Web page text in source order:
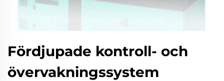
Fördjupade kontroll- och
övervakningssystem